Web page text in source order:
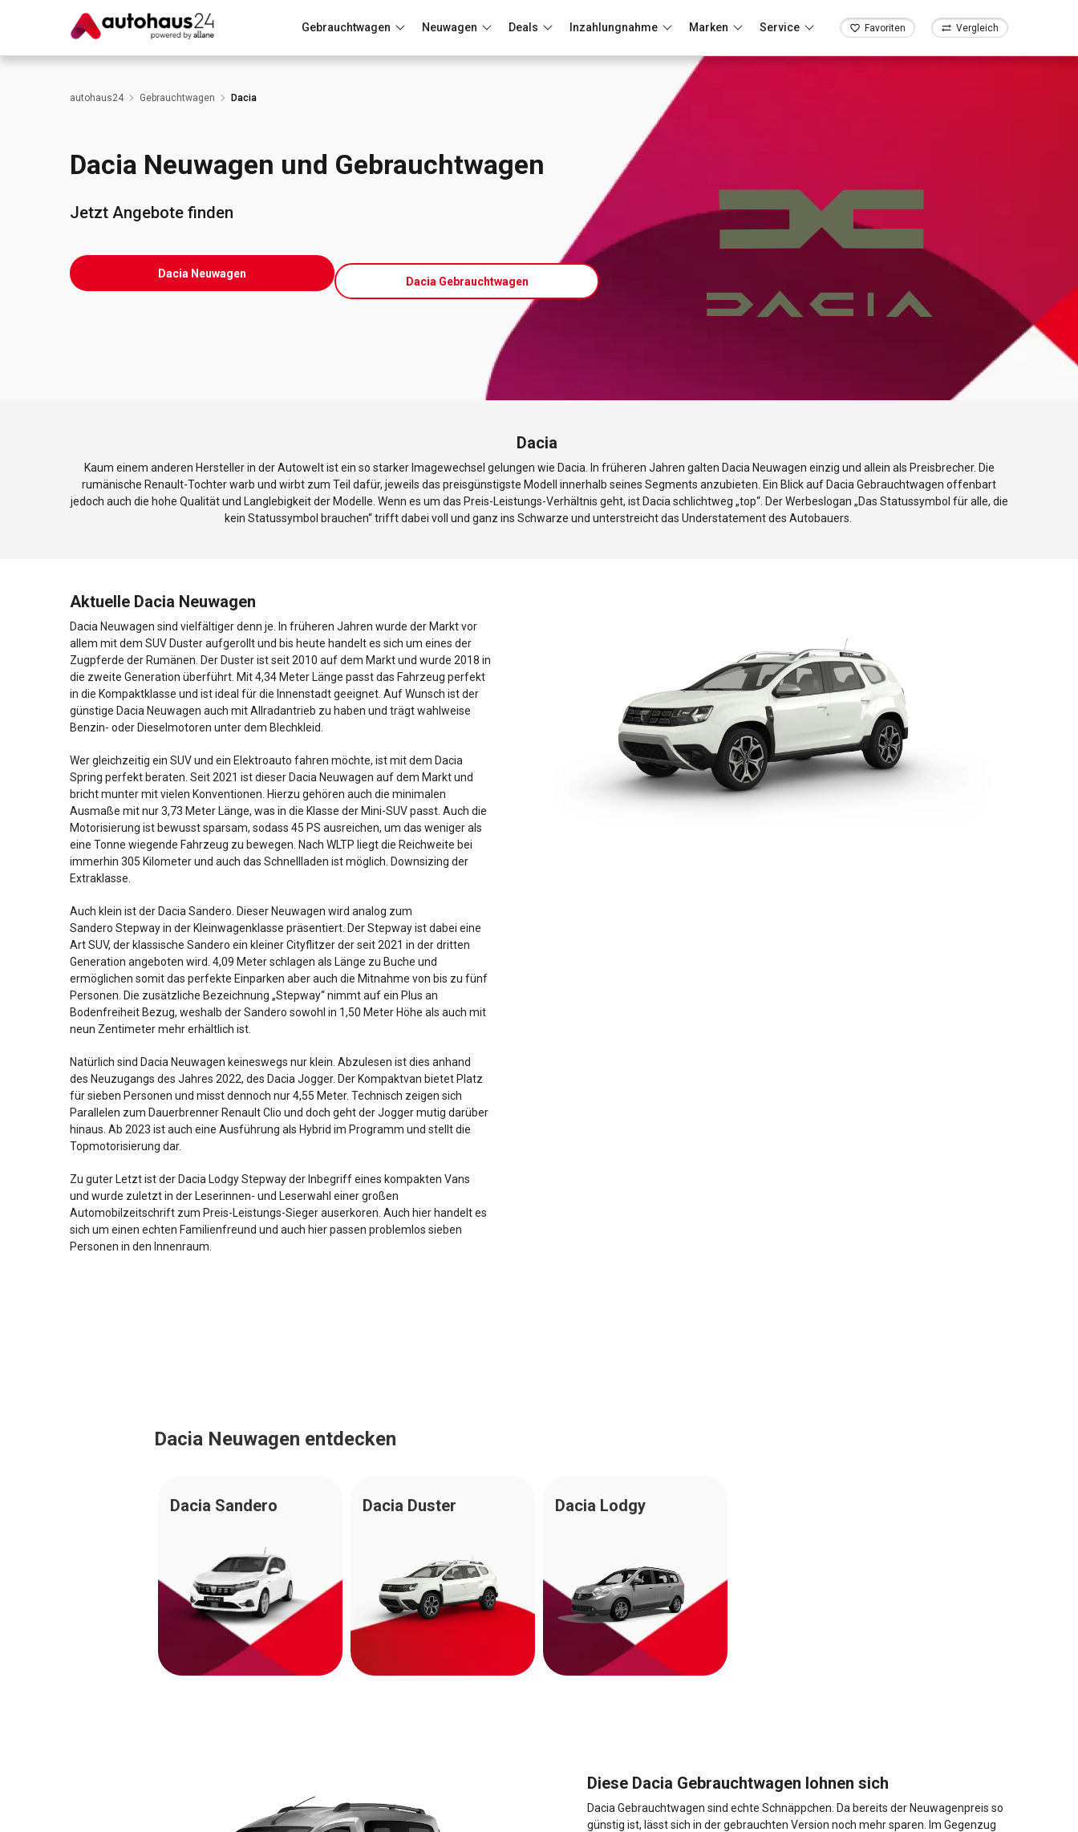
Gebrauchtwagen Neuwagen Deals Inzahlungnahme Marken Service Favoriten Vergleich
Wir bewerten dein AutoRund um die Inzahlungnahme
autohaus24 Gebrauchtwagen Dacia
Dacia Neuwagen und Gebrauchtwagen
Jetzt Angebote finden
Dacia Neuwagen
Dacia Gebrauchtwagen
Dacia
Kaum einem anderen Hersteller in der Autowelt ist ein so starker Imagewechsel gelungen wie Dacia. In früheren Jahren galten Dacia Neuwagen einzig und allein als Preisbrecher. Die
rumänische Renault-Tochter warb und wirbt zum Teil dafür, jeweils das preisgünstigste Modell innerhalb seines Segments anzubieten. Ein Blick auf Dacia Gebrauchtwagen offenbart
jedoch auch die hohe Qualität und Langlebigkeit der Modelle. Wenn es um das Preis-Leistungs-Verhältnis geht, ist Dacia schlichtweg „top“. Der Werbeslogan „Das Statussymbol für alle, die
kein Statussymbol brauchen“ trifft dabei voll und ganz ins Schwarze und unterstreicht das Understatement des Autobauers.
Aktuelle Dacia Neuwagen
Dacia Neuwagen sind vielfältiger denn je. In früheren Jahren wurde der Markt vor
allem mit dem SUV Duster aufgerollt und bis heute handelt es sich um eines der
Zugpferde der Rumänen. Der Duster ist seit 2010 auf dem Markt und wurde 2018 in
die zweite Generation überführt. Mit 4,34 Meter Länge passt das Fahrzeug perfekt
in die Kompaktklasse und ist ideal für die Innenstadt geeignet. Auf Wunsch ist der
günstige Dacia Neuwagen auch mit Allradantrieb zu haben und trägt wahlweise
Benzin- oder Dieselmotoren unter dem Blechkleid.
Wer gleichzeitig ein SUV und ein Elektroauto fahren möchte, ist mit dem Dacia
Spring perfekt beraten. Seit 2021 ist dieser Dacia Neuwagen auf dem Markt und
bricht munter mit vielen Konventionen. Hierzu gehören auch die minimalen
Ausmaße mit nur 3,73 Meter Länge, was in die Klasse der Mini-SUV passt. Auch die
Motorisierung ist bewusst sparsam, sodass 45 PS ausreichen, um das weniger als
eine Tonne wiegende Fahrzeug zu bewegen. Nach WLTP liegt die Reichweite bei
immerhin 305 Kilometer und auch das Schnellladen ist möglich. Downsizing der
Extraklasse.
Auch klein ist der Dacia Sandero. Dieser Neuwagen wird analog zum
Sandero Stepway in der Kleinwagenklasse präsentiert. Der Stepway ist dabei eine
Art SUV, der klassische Sandero ein kleiner Cityflitzer der seit 2021 in der dritten
Generation angeboten wird. 4,09 Meter schlagen als Länge zu Buche und
ermöglichen somit das perfekte Einparken aber auch die Mitnahme von bis zu fünf
Personen. Die zusätzliche Bezeichnung „Stepway“ nimmt auf ein Plus an
Bodenfreiheit Bezug, weshalb der Sandero sowohl in 1,50 Meter Höhe als auch mit
neun Zentimeter mehr erhältlich ist.
Natürlich sind Dacia Neuwagen keineswegs nur klein. Abzulesen ist dies anhand
des Neuzugangs des Jahres 2022, des Dacia Jogger. Der Kompaktvan bietet Platz
für sieben Personen und misst dennoch nur 4,55 Meter. Technisch zeigen sich
Parallelen zum Dauerbrenner Renault Clio und doch geht der Jogger mutig darüber
hinaus. Ab 2023 ist auch eine Ausführung als Hybrid im Programm und stellt die
Topmotorisierung dar.
Zu guter Letzt ist der Dacia Lodgy Stepway der Inbegriff eines kompakten Vans
und wurde zuletzt in der Leserinnen- und Leserwahl einer großen
Automobilzeitschrift zum Preis-Leistungs-Sieger auserkoren. Auch hier handelt es
sich um einen echten Familienfreund und auch hier passen problemlos sieben
Personen in den Innenraum.
Dacia Neuwagen entdecken
Dacia Sandero Dacia Duster Dacia Lodgy
Diese Dacia Gebrauchtwagen lohnen sich
Dacia Gebrauchtwagen sind echte Schnäppchen. Da bereits der Neuwagenpreis so
günstig ist, lässt sich in der gebrauchten Version noch mehr sparen. Im Gegenzug